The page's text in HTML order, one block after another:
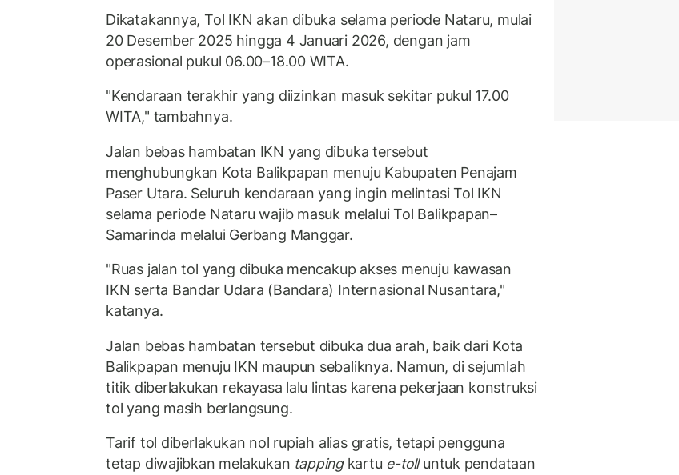
Dikatakannya, Tol IKN akan dibuka selama periode Nataru, mulai
20 Desember 2025 hingga 4 Januari 2026, dengan jam
operasional pukul 06.00–18.00 WITA.
"Kendaraan terakhir yang diizinkan masuk sekitar pukul 17.00
WITA," tambahnya.
Jalan bebas hambatan IKN yang dibuka tersebut
menghubungkan Kota Balikpapan menuju Kabupaten Penajam
Paser Utara. Seluruh kendaraan yang ingin melintasi Tol IKN
selama periode Nataru wajib masuk melalui Tol Balikpapan–
Samarinda melalui Gerbang Manggar.
"Ruas jalan tol yang dibuka mencakup akses menuju kawasan
IKN serta Bandar Udara (Bandara) Internasional Nusantara,"
katanya.
Jalan bebas hambatan tersebut dibuka dua arah, baik dari Kota
Balikpapan menuju IKN maupun sebaliknya. Namun, di sejumlah
titik diberlakukan rekayasa lalu lintas karena pekerjaan konstruksi
tol yang masih berlangsung.
Tarif tol diberlakukan nol rupiah alias gratis, tetapi pengguna
tetap diwajibkan melakukan tappingkartu e-tolluntuk pendataan